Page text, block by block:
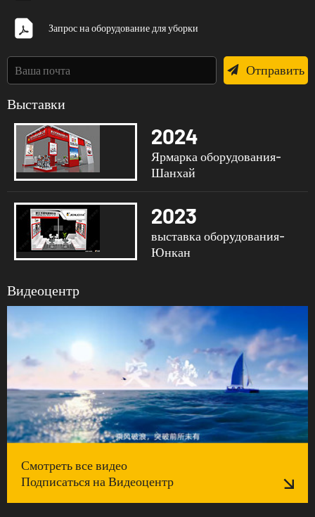
Запрос на оборудование для уборки
Отправить
Выставки
2024
Ярмарка оборудования-
Шанхай
2023
выставка оборудования-
Юнкан
Видеоцентр
Смотреть все видео
Подписаться на Видеоцентр